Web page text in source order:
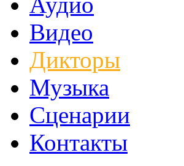
Видео
Дикторы
Музыка
Сценарии
Контакты